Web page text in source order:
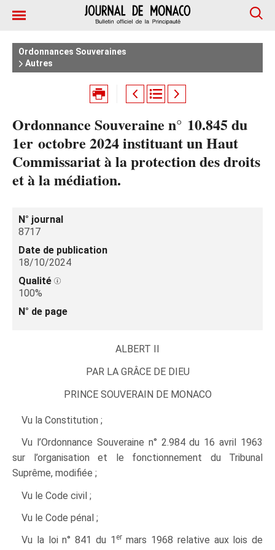
Ordonnances Souveraines
Autres
Ordonnance Souveraine n° 10.845 du
1er octobre 2024 instituant un Haut
Commissariat à la protection des droits
et à la médiation.
N° journal
8717
Date de publication
18/10/2024
Qualité
100%
N° de page
ALBERT II
PAR LA GRÂCE DE DIEU
PRINCE SOUVERAIN DE MONACO
Vu la Constitution ;
Vu l’Ordonnance Souveraine n° 2.984 du 16 avril 1963
sur l’organisation et le fonctionnement du Tribunal
Suprême, modifiée ;
Vu le Code civil ;
Vu le Code pénal ;
Vu la loi n° 841 du 1 er mars 1968 relative aux lois de